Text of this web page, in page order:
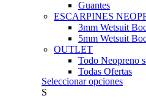
Guantes
ESCARPINES
3mm Wetsuit
5mm Wetsuit
OUTLET
Todo Neopreno
Todas Ofertas
Seleccionar opcionesEste
S